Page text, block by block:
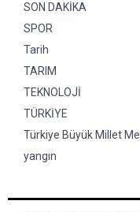
SON DAKİKA
SPOR
Tarih
TARIM
TEKNOLOJİ
TÜRKİYE
Türkiye Büyük Millet
yangın